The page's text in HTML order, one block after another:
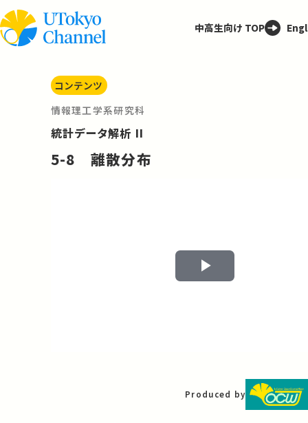
中高生向け TOP
コンテンツ
情報理工学系研究科
統計データ解析 II
5-8 離散分布
Play
Produced by